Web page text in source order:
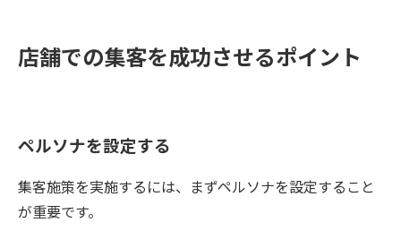
店舗での集客を成功させるポイント
ペルソナを設定する
集客施策を実施するには、まずペルソナを設定すること
が重要です。